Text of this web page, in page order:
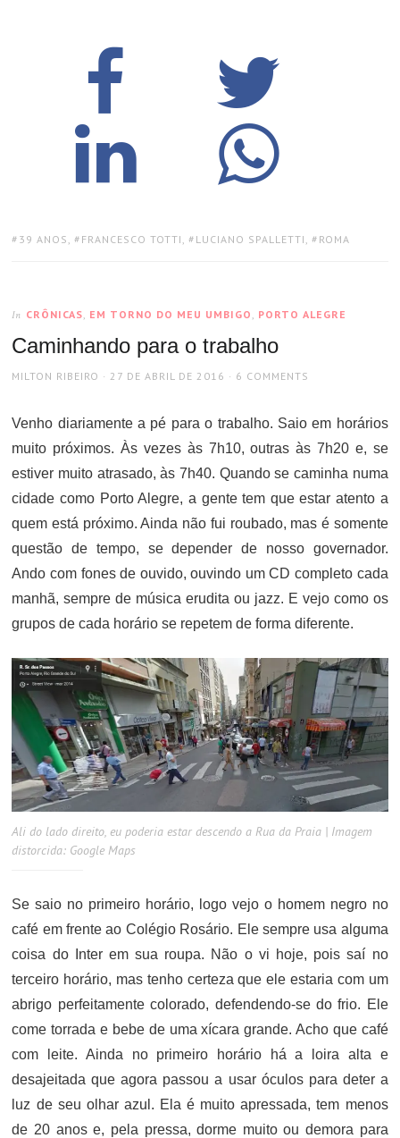
TAGS:
39 ANOS , FRANCESCO TOTTI , LUCIANO SPALLETTI , ROMA
In CRÔNICAS, EM TORNO DO MEU UMBIGO , PORTO ALEGRE
Caminhando para o trabalho
AUTHOR
MILTON RIBEIRO
POSTED
27 DE ABRIL DE 2016 6 COMMENTS
Venho diariamente a pé para o trabalho. Saio em horários
muito próximos. Às vezes às 7h10, outras às 7h20 e, se
estiver muito atrasado, às 7h40. Quando se caminha numa
cidade como Porto Alegre, a gente tem que estar atento a
quem está próximo. Ainda não fui roubado, mas é somente
questão de tempo, se depender de nosso governador.
Ando com fones de ouvido, ouvindo um CD completo cada
manhã, sempre de música erudita ou jazz. E vejo como os
grupos de cada horário se repetem de forma diferente.
Ali do lado direito, eu poderia estar descendo a Rua da Praia | Imagem
distorcida: Google Maps
Se saio no primeiro horário, logo vejo o homem negro no
café em frente ao Colégio Rosário. Ele sempre usa alguma
coisa do Inter em sua roupa. Não o vi hoje, pois saí no
terceiro horário, mas tenho certeza que ele estaria com um
abrigo perfeitamente colorado, defendendo-se do frio. Ele
come torrada e bebe de uma xícara grande. Acho que café
com leite. Ainda no primeiro horário há a loira alta e
desajeitada que agora passou a usar óculos para deter a
luz de seu olhar azul. Ela é muito apressada, tem menos
de 20 anos e, pela pressa, dorme muito ou demora para